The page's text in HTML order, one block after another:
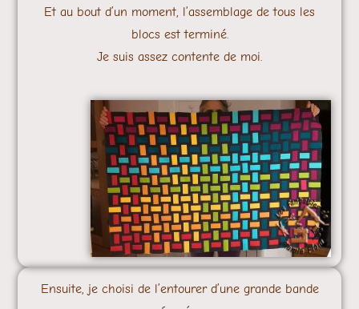
Et au bout d’un moment, l’assemblage de tous les
blocs est terminé.
Je suis assez contente de moi.
Ensuite, je choisi de l’entourer d’une grande bande